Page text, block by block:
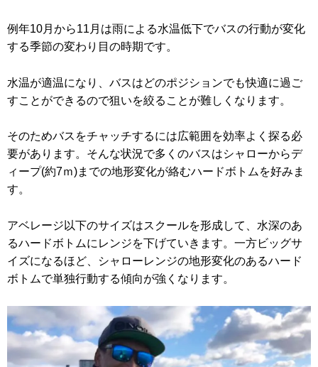
例年10月から11月は雨による水温低下でバスの行動が変化
する季節の変わり目の時期です。
水温が適温になり、バスはどのポジションでも快適に過ご
すことができるので狙いを絞ることが難しくなります。
そのためバスをチャッチするには広範囲を効率よく探る必
要があります。そんな状況で多くのバスはシャローからデ
ィープ(約7ｍ)までの地形変化が絡むハードボトムを好みま
す。
アベレージ以下のサイズはスクールを形成して、水深のあ
るハードボトムにレンジを下げていきます。一方ビッグサ
イズになるほど、シャローレンジの地形変化のあるハード
ボトムで単独行動する傾向が強くなります。